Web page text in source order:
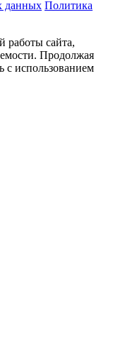
данных Политика
работы сайта,
Продолжая
с использованием